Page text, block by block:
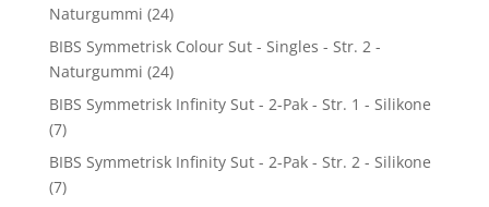
Naturgummi (24)
BIBS Symmetrisk Colour Sut - Singles - Str. 2 -
Naturgummi (24)
BIBS Symmetrisk Infinity Sut - 2-Pak - Str. 1 - Silikone
(7)
BIBS Symmetrisk Infinity Sut - 2-Pak - Str. 2 - Silikone
(7)